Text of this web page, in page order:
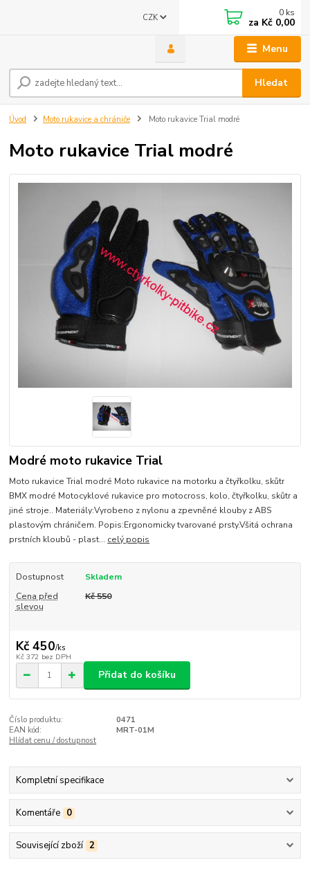
Menu
CZK
Hledat
0 ks
za Kč 0,00
Úvod Moto rukavice a chrániče Moto rukavice Trial modré
Moto rukavice Trial modré
Modré moto rukavice Trial
Moto rukavice Trial modré Moto rukavice na motorku a čtyřkolku, skůtr
BMX modré Motocyklové rukavice pro motocross, kolo, čtyřkolku, skůtr a
jiné stroje.. Materiály:Vyrobeno z nylonu a zpevněné klouby z ABS
plastovým chráničem. Popis:Ergonomicky tvarované prsty.Všitá ochrana
prstních kloubů - plast... celý popis
Dostupnost
Skladem
Cena před
slevou
Kč 550
Kč 450/ks
Kč 372 bez DPH
Přidat do košíku
Číslo produktu:
0471
EAN kód:
MRT-01M
Hlídat cenu / dostupnost
Kompletní specifikace
Komentáře 0
Související zboží 2